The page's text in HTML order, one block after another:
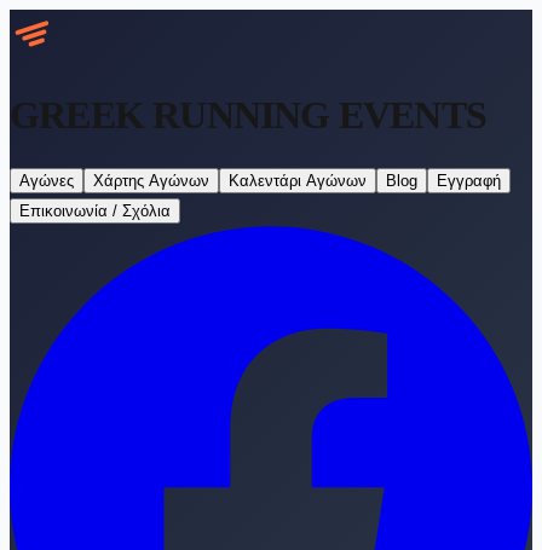
GREEK RUNNING EVENTS
Αγώνες Χάρτης Αγώνων Καλεντάρι Αγώνων Blog
Εγγραφή
Επικοινωνία / Σχόλια